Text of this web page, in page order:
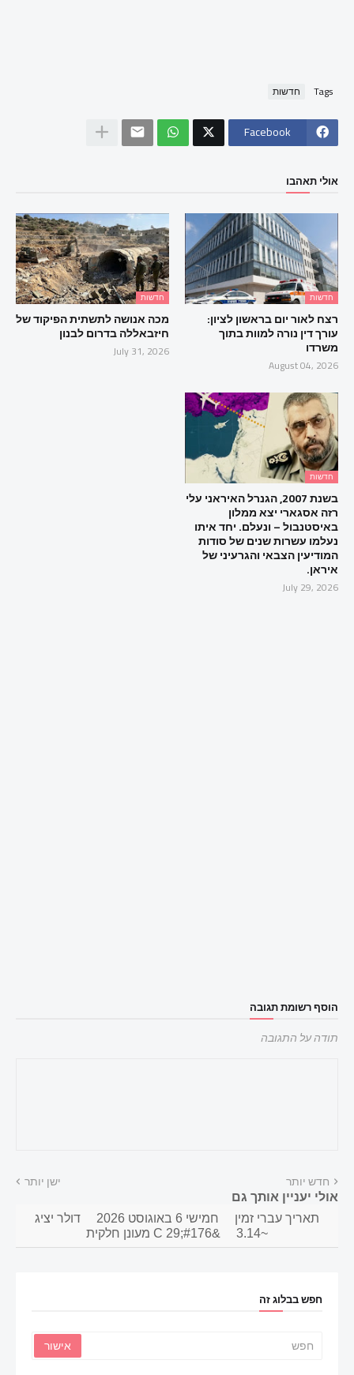
Tags חדשות
Facebook
אולי תאהבו
חדשות
רצח לאור יום בראשון לציון:
עורך דין נורה למוות בתוך
משרדו
August 04, 2026
חדשות
מכה אנושה לתשתית הפיקוד של
חיזבאללה בדרום לבנון
July 31, 2026
חדשות
בשנת 2007, הגנרל האיראני עלי
רזה אסגארי יצא ממלון
באיסטנבול – ונעלם. יחד איתו
נעלמו עשרות שנים של סודות
המודיעין הצבאי והגרעיני של
איראן.
July 29, 2026
הוסף רשומת תגובה
תודה על התגובה
חדש יותר ישן יותר
אולי יעניין אותך גם
תאריך עברי זמין חמישי 6 באוגוסט 2026
דולר יציג
~3.14
&#176;C 29 מעונן חלקית
חפש בבלוג זה